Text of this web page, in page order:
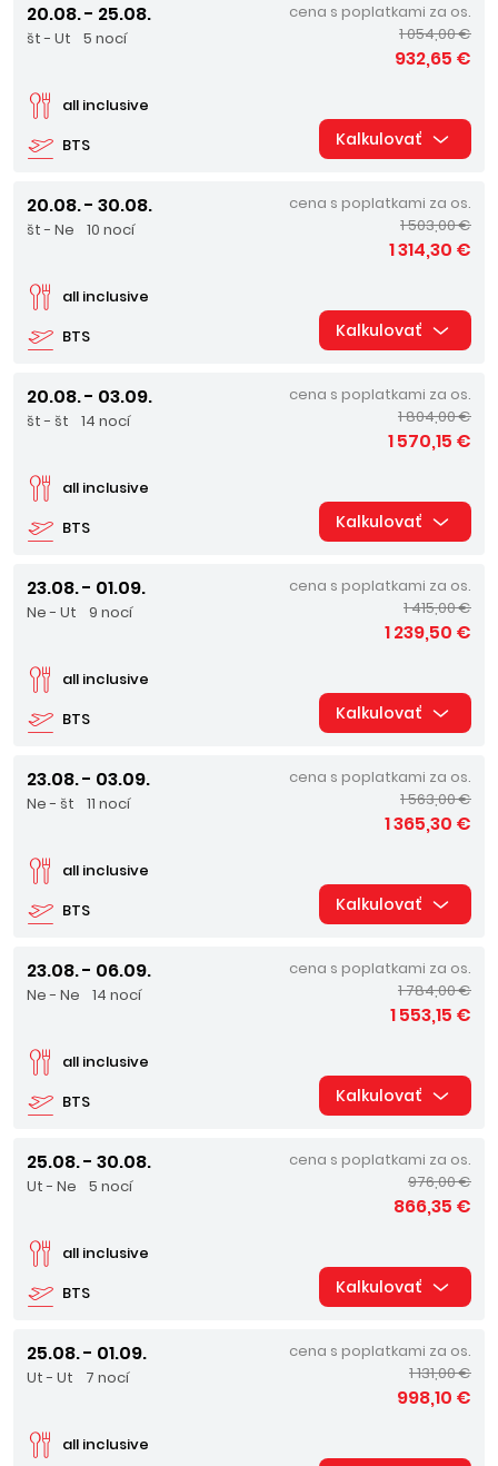
20.08. - 25.08.
št - Ut 5 nocí
BTS
all inclusive
cena s poplatkami za os.
1 054,00 €
932,65 €
Kalkulovať
20.08. - 30.08.
št - Ne 10 nocí
BTS
all inclusive
cena s poplatkami za os.
1 503,00 €
1 314,30 €
Kalkulovať
20.08. - 03.09.
št - št 14 nocí
BTS
all inclusive
cena s poplatkami za os.
1 804,00 €
1 570,15 €
Kalkulovať
23.08. - 01.09.
Ne - Ut 9 nocí
BTS
all inclusive
cena s poplatkami za os.
1 415,00 €
1 239,50 €
Kalkulovať
23.08. - 03.09.
Ne - št 11 nocí
BTS
all inclusive
cena s poplatkami za os.
1 563,00 €
1 365,30 €
Kalkulovať
23.08. - 06.09.
Ne - Ne 14 nocí
BTS
all inclusive
cena s poplatkami za os.
1 784,00 €
1 553,15 €
Kalkulovať
25.08. - 30.08.
Ut - Ne 5 nocí
BTS
all inclusive
cena s poplatkami za os.
976,00 €
866,35 €
Kalkulovať
25.08. - 01.09.
Ut - Ut 7 nocí
all inclusive
cena s poplatkami za os.
1 131,00 €
998,10 €